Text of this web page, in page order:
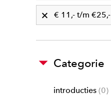
€ 11,- t/m €25,-
Categorie
introducties 0